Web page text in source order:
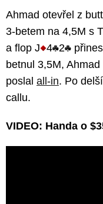
Ahmad otevřel z
3-betem na 4,5M s T
a flop J 4 2
betnul 3,5M,
poslal all-in. Po
callu.
VIDEO: Handa o